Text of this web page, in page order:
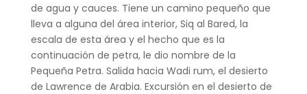
de agua y cauces. Tiene un camino pequeño que
lleva a alguna del área interior, Siq al Bared, la
escala de esta área y el hecho que es la
continuación de petra, le dio nombre de la
Pequeña Petra. Salida hacia Wadi rum, el desierto
de Lawrence de Arabia. Excursión en el desierto de